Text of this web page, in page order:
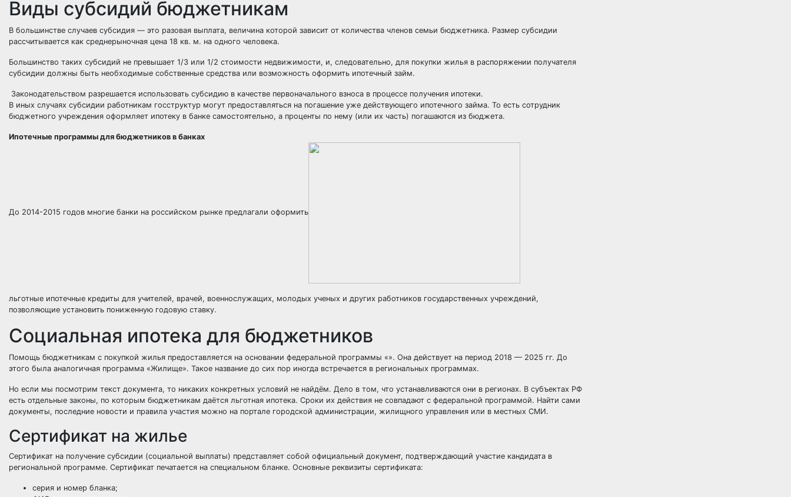
Виды субсидий бюджетникам
В большинстве случаев субсидия — это разовая выплата, величина которой зависит от количества членов семьи бюджетника. Размер субсидии
рассчитывается как среднерыночная цена 18 кв. м. на одного человека.
Большинство таких субсидий не превышает 1/3 или 1/2 стоимости недвижимости, и, следовательно, для покупки жилья в распоряжении получателя
субсидии должны быть необходимые собственные средства или возможность оформить ипотечный займ.
Законодательством разрешается использовать субсидию в качестве первоначального взноса в процессе получения ипотеки.
В иных случаях субсидии работникам госструктур могут предоставляться на погашение уже действующего ипотечного займа. То есть сотрудник
бюджетного учреждения оформляет ипотеку в банке самостоятельно, а проценты по нему (или их часть) погашаются из бюджета.
Ипотечные программы для бюджетников в банках
До 2014-2015 годов многие банки на российском рынке предлагали оформить
льготные ипотечные кредиты для учителей, врачей, военнослужащих, молодых ученых и других работников государственных учреждений,
позволяющие установить пониженную годовую ставку.
Социальная ипотека для бюджетников
Помощь бюджетникам с покупкой жилья предоставляется на основании федеральной программы «». Она действует на период 2018 — 2025 гг. До
этого была аналогичная программа «Жилище». Такое название до сих пор иногда встречается в региональных программах.
Но если мы посмотрим текст документа, то никаких конкретных условий не найдём. Дело в том, что устанавливаются они в регионах. В субъектах РФ
есть отдельные законы, по которым бюджетникам даётся льготная ипотека. Сроки их действия не совпадают с федеральной программой. Найти сами
документы, последние новости и правила участия можно на портале городской администрации, жилищного управления или в местных СМИ.
Сертификат на жилье
Сертификат на получение субсидии (социальной выплаты) представляет собой официальный документ, подтверждающий участие кандидата в
региональной программе. Сертификат печатается на специальном бланке. Основные реквизиты сертификата:
серия и номер бланка;